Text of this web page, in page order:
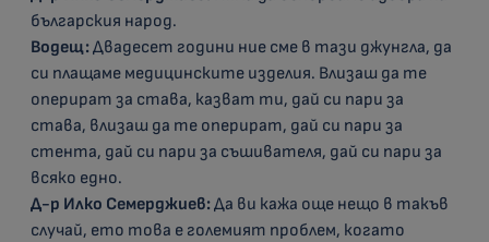
българския народ.
Водещ:Двадесет години ние сме в тази джунгла, да
си плащаме медицинските изделия. Влизаш да те
оперират за става, казват ти, дай си пари за
става, влизаш да те оперират, дай си пари за
стента, дай си пари за съшивателя, дай си пари за
всяко едно.
Д-р Илко Семерджиев:Да ви кажа още нещо в такъв
случай, ето това е големият проблем, когато